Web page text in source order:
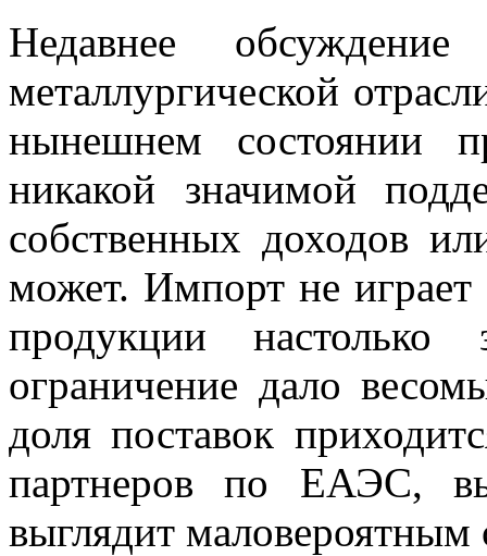
Недавнее
металлургической
нынешнем состоянии
никакой значимой
собственных доходов
может. Импорт не играет
продукции
ограничение дало
доля поставок
партнеров по ЕАЭС,
выглядит маловероятным